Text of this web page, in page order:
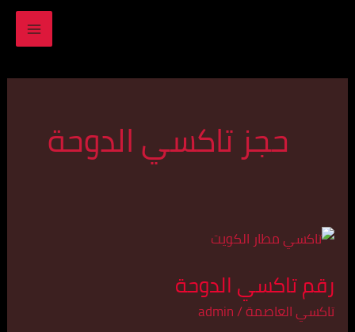
حجز تاكسي الدوحة
رقم تاكسي الدوحة
تاكسي العاصمة/
admin
رقم
الدوحة